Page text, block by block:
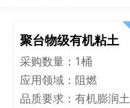
聚台物级有机粘土
采购数量： 1桶
应用领域： 阻燃
品质要求： 有机膨润土